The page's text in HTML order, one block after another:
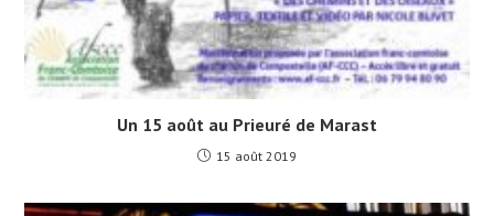
Un 15 août au Prieuré de Marast
15 août 2019